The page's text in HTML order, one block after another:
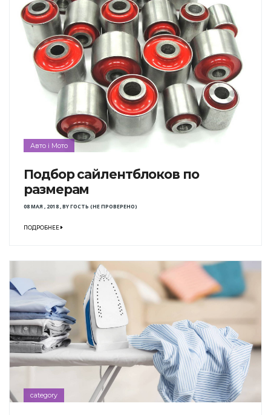
Авто і Мото
Подбор сайлентблоков по
размерам
08 МАЯ , 2018,BYГОСТЬ (НЕ ПРОВЕРЕНО)
ПОДРОБНЕЕ
category